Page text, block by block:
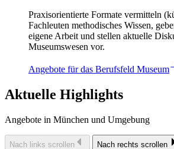
Praxisorientierte Formate vermitteln
Fachleuten methodisches Wissen,
eigene Arbeit und stellen aktuelle
Museumswesen vor.
Angebote für das Berufsfeld Museum
Aktuelle Highlights
Angebote in München und Umgebung
Nach links scrollen Nach rechts scrollen